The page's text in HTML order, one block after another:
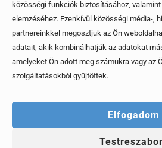
közösségi funkciók biztosításához,
elemzéséhez. Ezenkívül közösségi média-,
partnereinkkel megosztjuk az Ön
adatait, akik kombinálhatják az adatokat
amelyeket Ön adott meg számukra vagy az
szolgáltatásokból gyűjtöttek.
Elfogadom
Ezek is érdekelhetik